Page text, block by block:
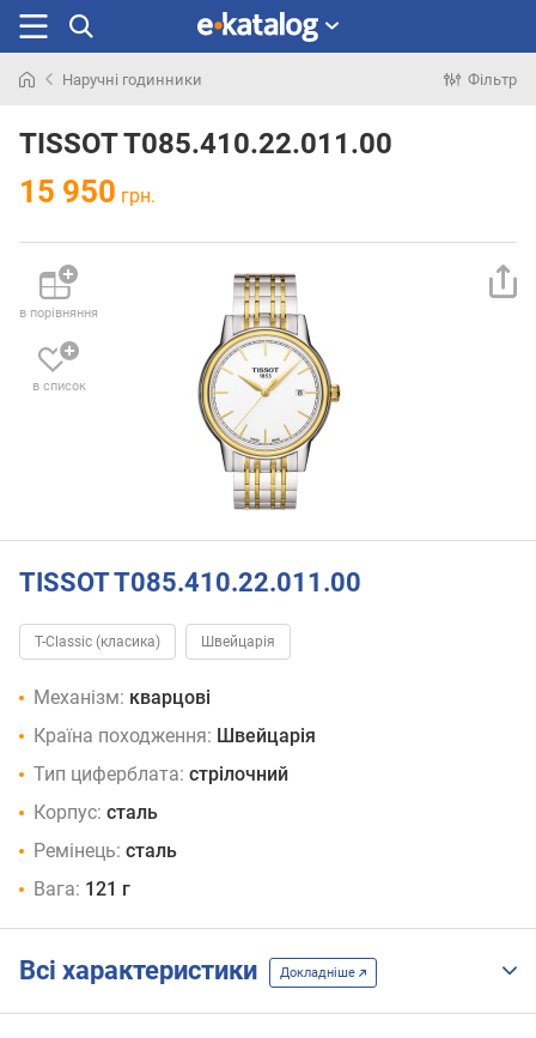
раніше
Наручні годинники Фільтр
TISSOT T085.410.22.011.00
15 950 грн.
в порівняння
в список
TISSOT T085.410.22.011.00
T-Classic (класика) Швейцарія
Механізм: кварцові
Країна походження: Швейцарія
Тип циферблата: стрілочний
Корпус: сталь
Ремінець: сталь
Вага: 121 г
Всі характеристики Докладніше